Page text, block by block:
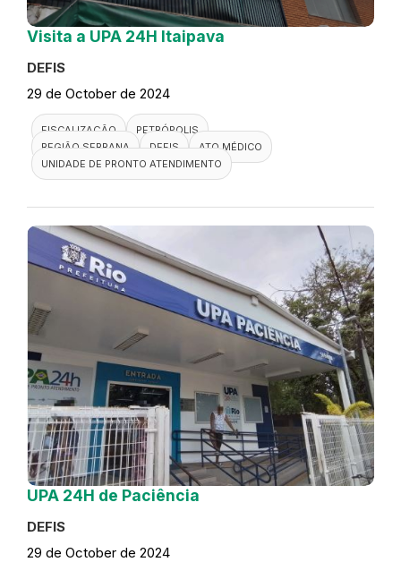
Visita a UPA 24H Itaipava
DEFIS
29 de October de 2024
FISCALIZAÇÃO
PETRÓPOLIS
REGIÃO SERRANA
DEFIS
ATO MÉDICO
UNIDADE DE PRONTO ATENDIMENTO
UPA 24H de Paciência
DEFIS
29 de October de 2024